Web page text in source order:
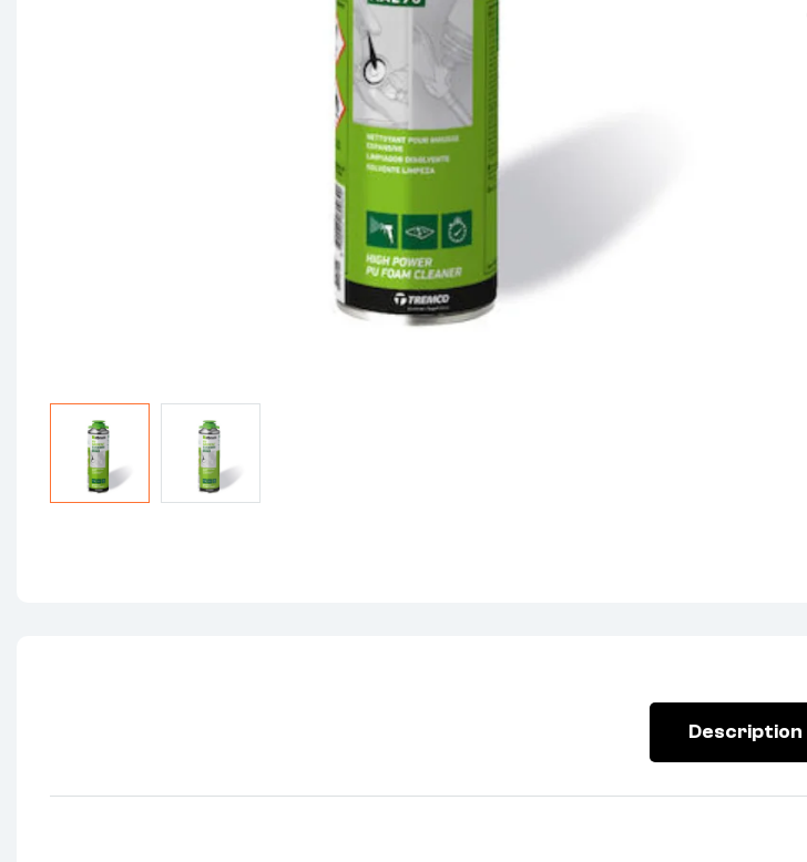
Description